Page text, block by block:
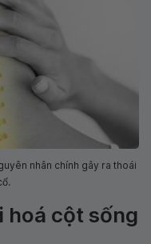
nhân chính gây ra thoái
hoá cột sống